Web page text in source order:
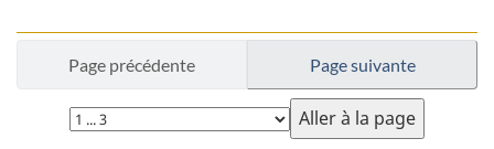
e
g
o
Page précédente Page suivante
Choisissez
la